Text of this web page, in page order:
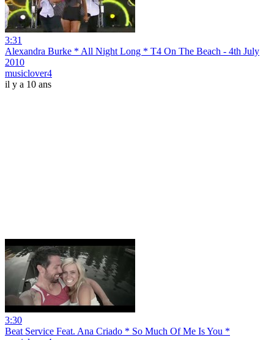
3:31
Alexandra Burke * All Night Long * T4 On The Beach - 4th July
2010
musiclover4
il y a 10 ans
3:30
Beat Service Feat. Ana Criado * So Much Of Me Is You *